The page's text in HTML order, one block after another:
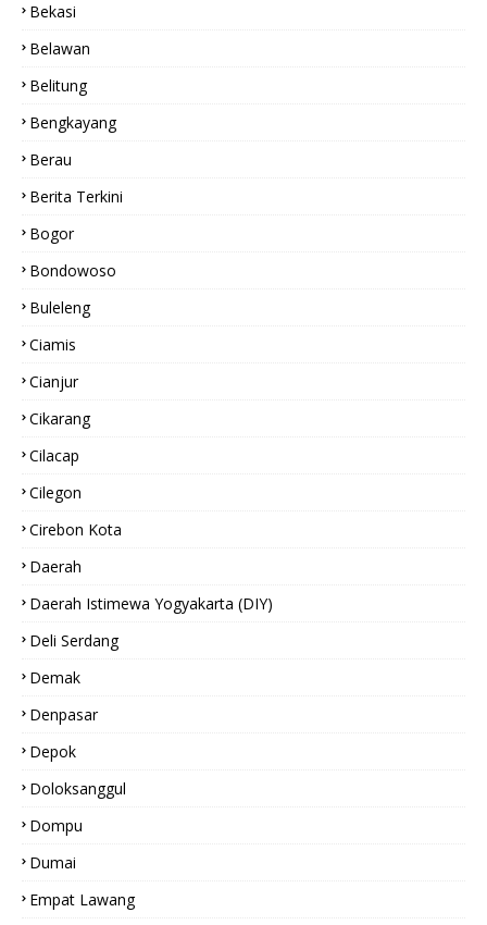
Bekasi
Belawan
Belitung
Bengkayang
Berau
Berita Terkini
Bogor
Bondowoso
Buleleng
Ciamis
Cianjur
Cikarang
Cilacap
Cilegon
Cirebon Kota
Daerah
Daerah Istimewa Yogyakarta (DIY)
Deli Serdang
Demak
Denpasar
Depok
Doloksanggul
Dompu
Dumai
Empat Lawang